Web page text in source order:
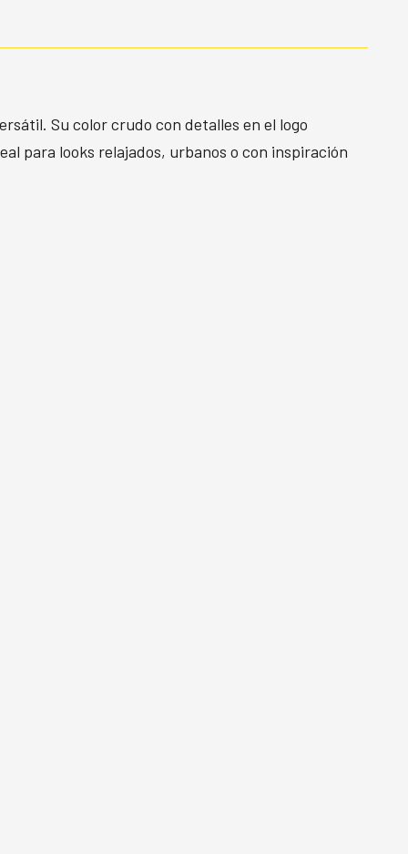
Su color crudo con detalles en el logo
para looks relajados, urbanos o con inspiración